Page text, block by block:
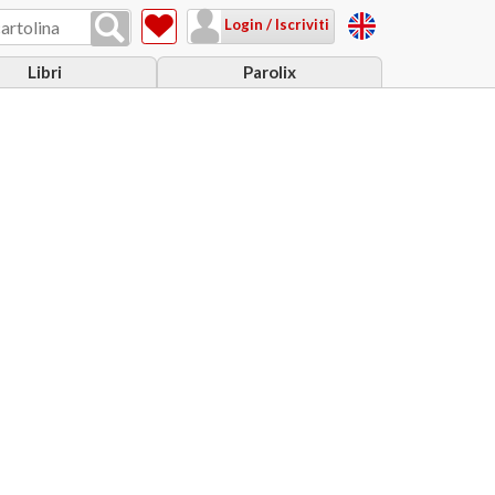
Login / Iscriviti
Libri Parolix